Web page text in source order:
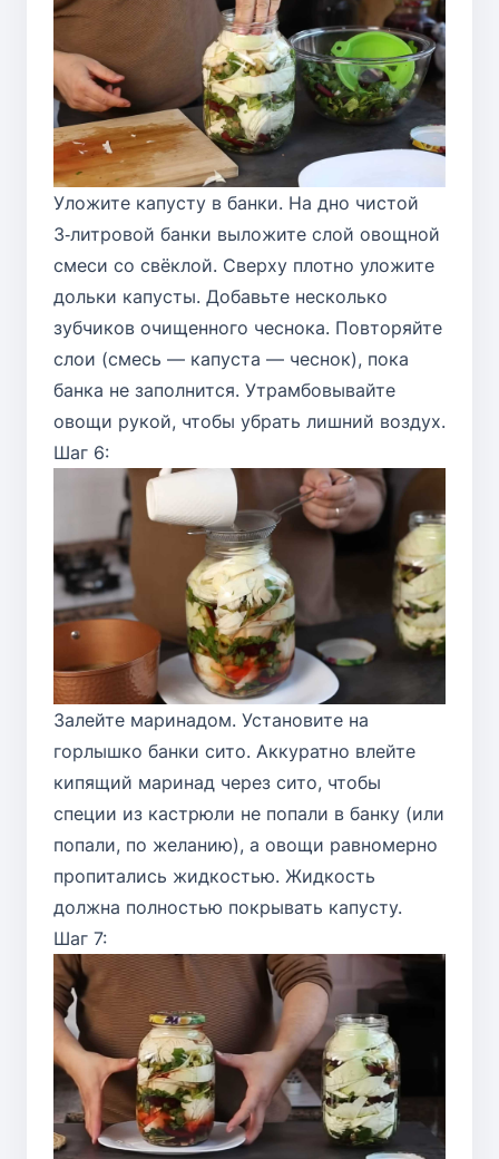
Уложите капусту в банки. На дно чистой
3‑литровой банки выложите слой овощной
смеси со свёклой. Сверху плотно уложите
дольки капусты. Добавьте несколько
зубчиков очищенного чеснока. Повторяйте
слои (смесь — капуста — чеснок), пока
банка не заполнится. Утрамбовывайте
овощи рукой, чтобы убрать лишний воздух.
Шаг 6:
Залейте маринадом. Установите на
горлышко банки сито. Аккуратно влейте
кипящий маринад через сито, чтобы
специи из кастрюли не попали в банку (или
попали, по желанию), а овощи равномерно
пропитались жидкостью. Жидкость
должна полностью покрывать капусту.
Шаг 7: